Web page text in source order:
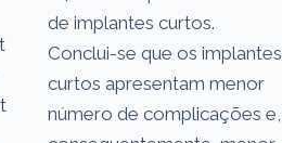
de implantes curtos.
Conclui-se que os implantes
curtos apresentam menor
número de complicações e,